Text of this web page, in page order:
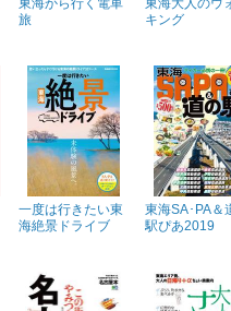
東海から行く電車
旅
東海大人のウ
キング
一度は行きたい東
海絶景ドライブ
東海SA･PA＆
駅ぴあ2019